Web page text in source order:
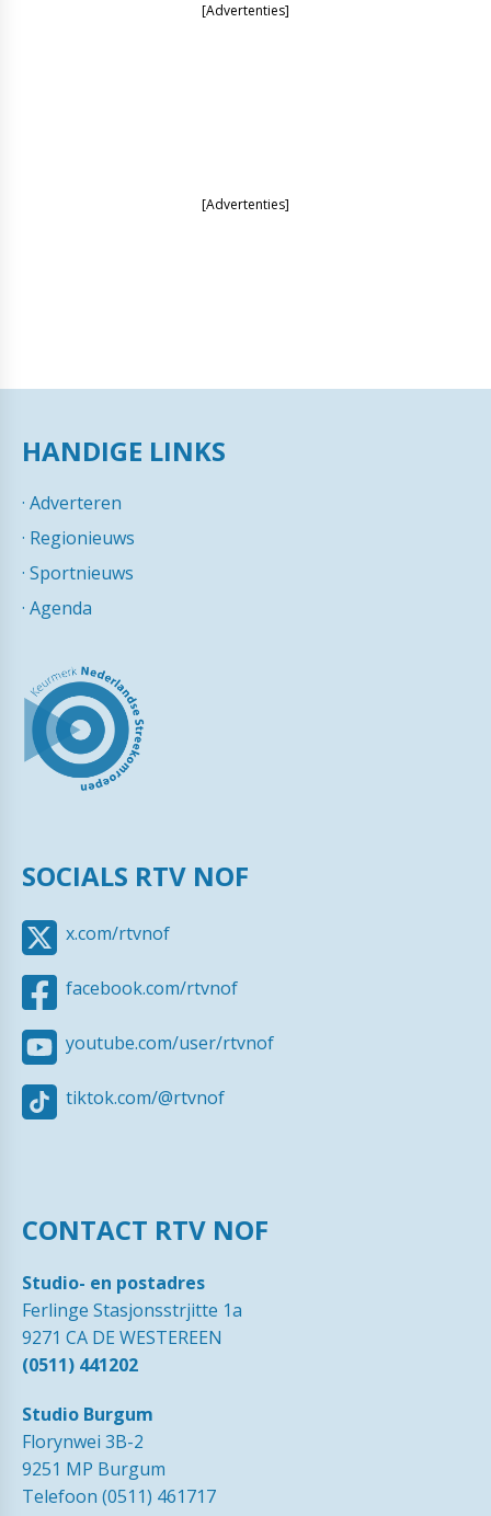
[Advertenties]
[Advertenties]
HANDIGE LINKS
· Adverteren
· Regionieuws
· Sportnieuws
· Agenda
SOCIALS RTV NOF
x.com/rtvnof
facebook.com/rtvnof
youtube.com/user/rtvnof
tiktok.com/@rtvnof
CONTACT RTV NOF
Studio- en postadres
Ferlinge Stasjonsstrjitte 1a
9271 CA DE WESTEREEN
(0511) 441202
Studio Burgum
Florynwei 3B-2
9251 MP Burgum
Telefoon (0511) 461717